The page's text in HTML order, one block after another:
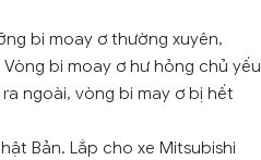
bi moay ơ thường xuyên,
bi moay ơ hư hỏng chủ yếu
ngoài, vòng bi may ơ bị hết
Bản. Lắp cho xe Mitsubishi